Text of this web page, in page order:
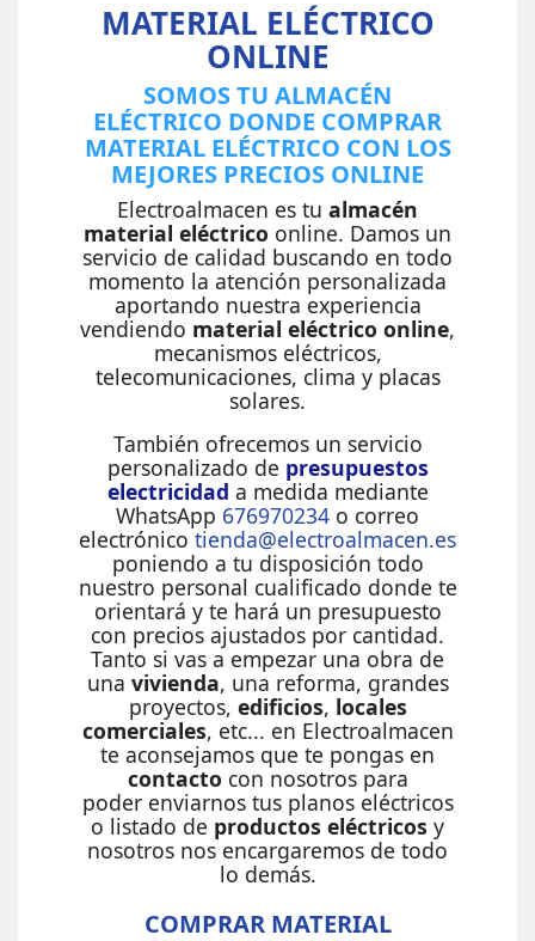
MATERIAL ELÉCTRICO
ONLINE
SOMOS TU ALMACÉN
ELÉCTRICO DONDE COMPRAR
MATERIAL ELÉCTRICO CON LOS
MEJORES PRECIOS ONLINE
Electroalmacen es tu almacén
material eléctrico online. Damos un
servicio de calidad buscando en todo
momento la atención personalizada
aportando nuestra experiencia
vendiendo material eléctrico online,
mecanismos eléctricos,
telecomunicaciones, clima y placas
solares.
También ofrecemos un servicio
personalizado de presupuestos
electricidad a medida mediante
WhatsApp 676970234 o correo
electrónico tienda@electroalmacen.es
poniendo a tu disposición todo
nuestro personal cualificado donde te
orientará y te hará un presupuesto
con precios ajustados por cantidad.
Tanto si vas a empezar una obra de
una vivienda, una reforma, grandes
proyectos, edificios, locales
comerciales, etc... en Electroalmacen
te aconsejamos que te pongas en
contacto con nosotros para
poder enviarnos tus planos eléctricos
o listado de productos eléctricos y
nosotros nos encargaremos de todo
lo demás.
COMPRAR MATERIAL